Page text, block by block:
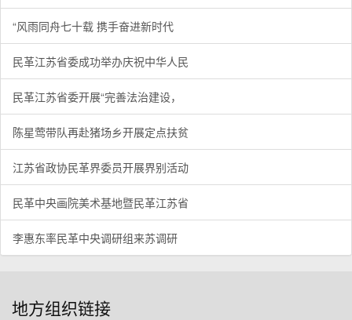
“风雨同舟七十载 携手奋进新时代
民革江苏省委成功举办庆祝中华人民
民革江苏省委开展“完善法治建设，
陈星莺带队再赴猪场乡开展定点扶贫
江苏省政协民革界委员开展界别活动
民革中央画院美术基地暨民革江苏省
李惠东率民革中央调研组来苏调研
地方组织链接